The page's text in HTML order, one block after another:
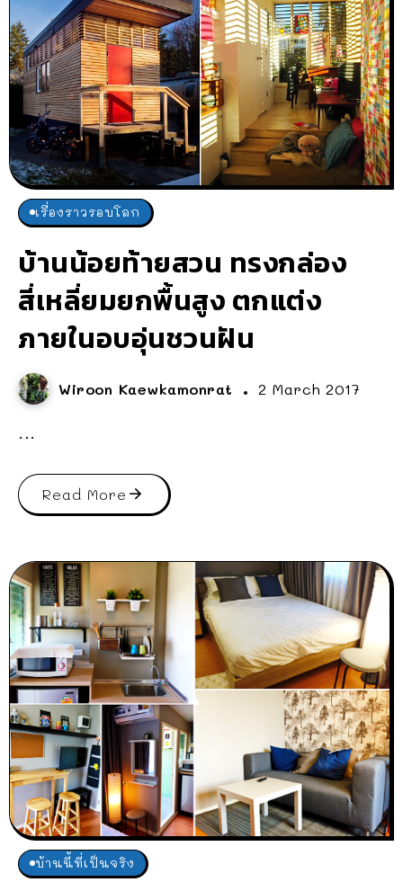
เรื่องราวรอบโลก
บ้านน้อยท้ายสวน ทรงกล่อง
สี่เหลี่ยมยกพื้นสูง ตกแต่ง
ภายในอบอุ่นชวนฝัน
Wiroon Kaewkamonrat 2 March 2017
...
Read More
บ้านนี้ที่เป็นจริง